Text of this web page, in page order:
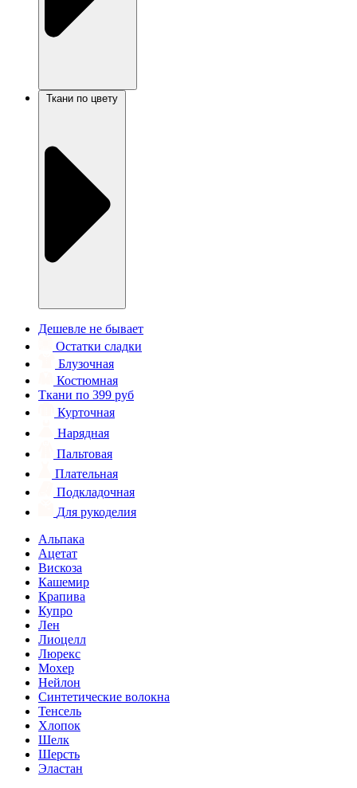
Дешевле не бывает
Остатки сладки
Блузочная
Костюмная
Ткани по 399 руб
Курточная
Нарядная
Пальтовая
Плательная
Подкладочная
Для рукоделия
Альпака
Ацетат
Вискоза
Кашемир
Крапива
Купро
Лен
Лиоцелл
Люрекс
Мохер
Нейлон
Синтетические волокна
Тенсель
Хлопок
Шелк
Шерсть
Эластан